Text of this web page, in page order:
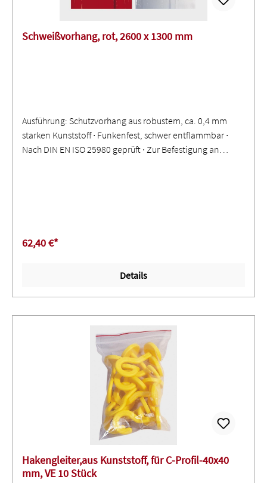
Schweißvorhang, rot, 2600 x 1300 mm
Ausführung: Schutzvorhang aus robustem, ca. 0,4 mm
starken Kunststoff ∙ Funkenfest, schwer entflammbar ∙
Nach DIN EN ISO 25980 geprüft ∙ Zur Befestigung an
Spritzern ∙ Sichtschutz und Verdunkelung ∙ Glasklare
Ausführung nur zum Schutz gegen Staub, Zugluft, Nässe
62,40 €*
Details
Hakengleiter,aus Kunststoff, für C-Profil-40x40
mm, VE 10 Stück